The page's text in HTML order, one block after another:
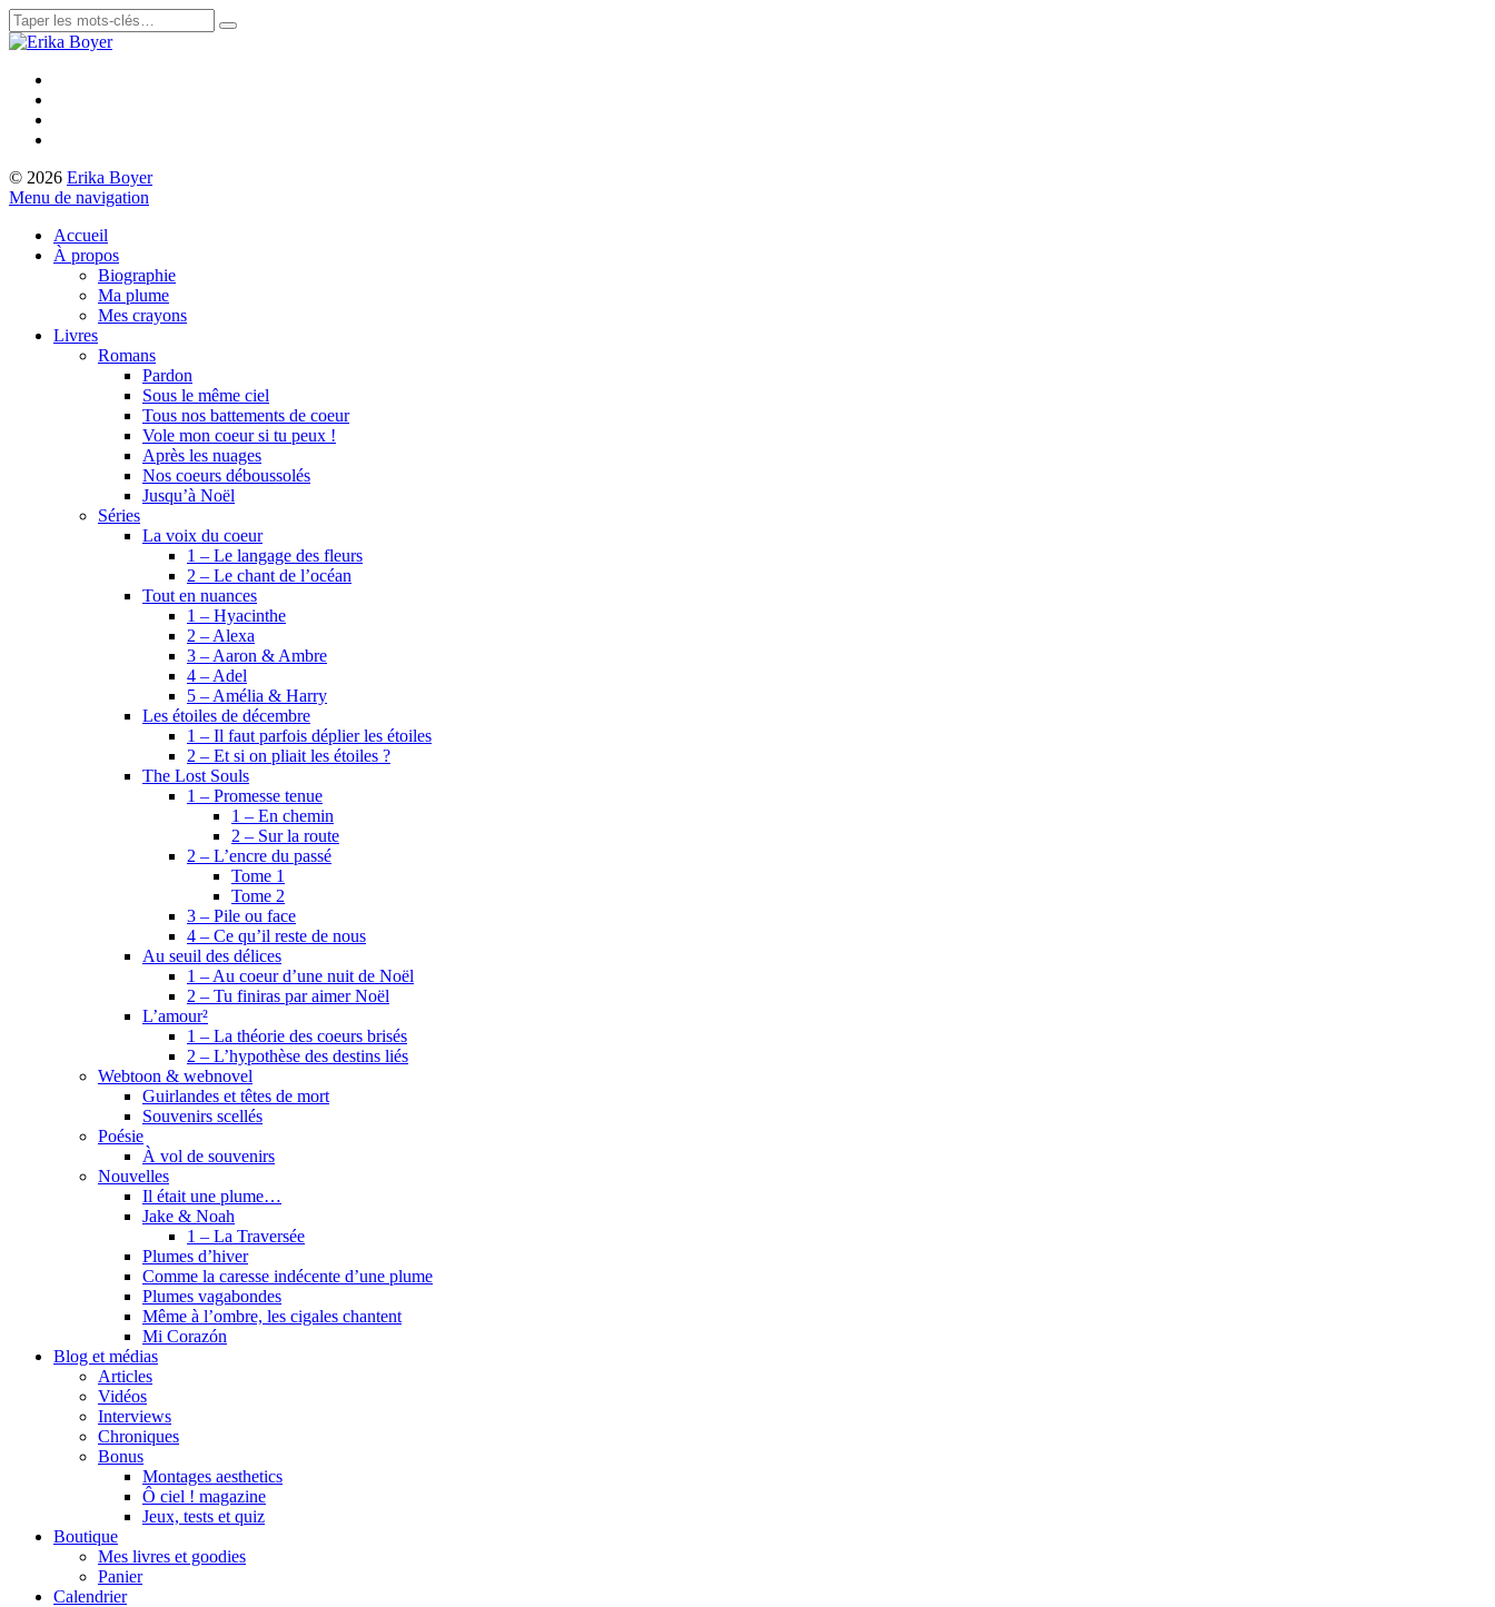
© 2026 Erika Boyer
Menu de navigation
Accueil
À propos
Biographie
Ma plume
Mes crayons
Livres
Romans
Pardon
Sous le même ciel
Tous nos battements de coeur
Vole mon coeur si tu peux !
Après les nuages
Nos coeurs déboussolés
Jusqu’à Noël
Séries
La voix du coeur
1 – Le langage des fleurs
2 – Le chant de l’océan
Tout en nuances
1 – Hyacinthe
2 – Alexa
3 – Aaron & Ambre
4 – Adel
5 – Amélia & Harry
Les étoiles de décembre
1 – Il faut parfois déplier les étoiles
2 – Et si on pliait les étoiles ?
The Lost Souls
1 – Promesse tenue
1 – En chemin
2 – Sur la route
2 – L’encre du passé
Tome 1
Tome 2
3 – Pile ou face
4 – Ce qu’il reste de nous
Au seuil des délices
1 – Au coeur d’une nuit de Noël
2 – Tu finiras par aimer Noël
L’amour²
1 – La théorie des coeurs brisés
2 – L’hypothèse des destins liés
Webtoon & webnovel
Guirlandes et têtes de mort
Souvenirs scellés
Poésie
À vol de souvenirs
Nouvelles
Il était une plume…
Jake & Noah
1 – La Traversée
Plumes d’hiver
Comme la caresse indécente d’une plume
Plumes vagabondes
Même à l’ombre, les cigales chantent
Mi Corazón
Blog et médias
Articles
Vidéos
Interviews
Chroniques
Bonus
Montages aesthetics
Ô ciel ! magazine
Jeux, tests et quiz
Boutique
Mes livres et goodies
Panier
Calendrier